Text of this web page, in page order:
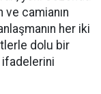
ve camianın
her iki
dolu bir